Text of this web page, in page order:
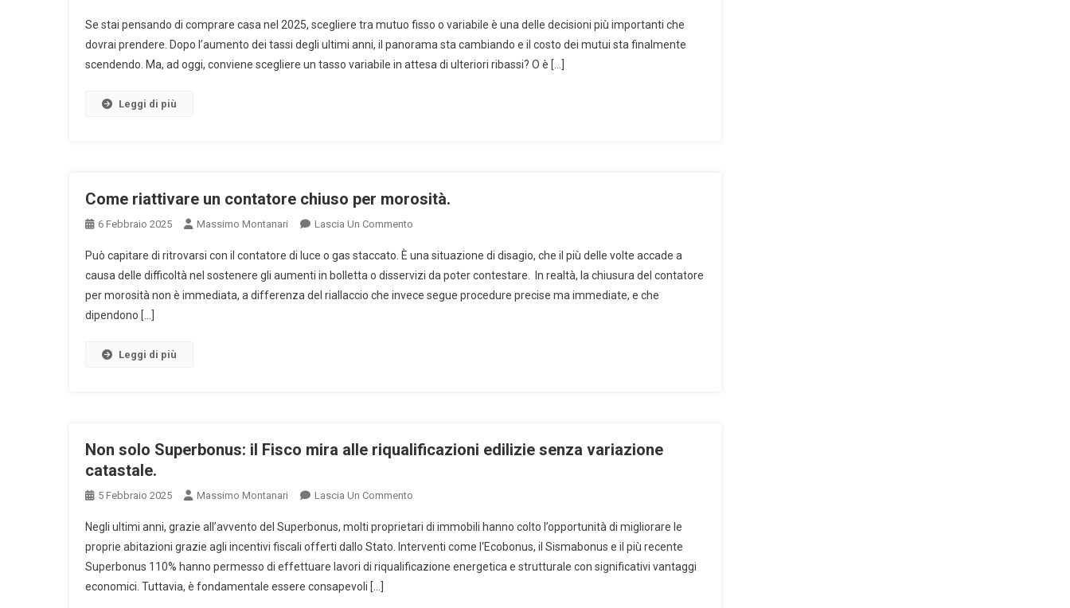
Fisso
O
Variabile:
Se stai pensando di comprare casa nel 2025, scegliere tra mutuo fisso o variabile è una delle decisioni più importanti che
dovrai prendere. Dopo l’aumento dei tassi degli ultimi anni, il panorama sta cambiando e il costo dei mutui sta finalmente
scendendo. Ma, ad oggi, conviene scegliere un tasso variabile in attesa di ulteriori ribassi? O è […]
Leggi di più
Come riattivare un contatore chiuso per morosità.
6 Febbraio 2025 Massimo Montanari Lascia Un Commento
Riattivare
Un
Contatore
Può capitare di ritrovarsi con il contatore di luce o gas staccato. È una situazione di disagio, che il più delle volte accade a
causa delle difficoltà nel sostenere gli aumenti in bolletta o disservizi da poter contestare. In realtà, la chiusura del contatore
per morosità non è immediata, a differenza del riallaccio che invece segue procedure precise ma immediate, e che
dipendono […]
Leggi di più
Non solo Superbonus: il Fisco mira alle riqualificazioni edilizie senza variazione
catastale.
5 Febbraio 2025 Massimo Montanari Lascia Un Commento
Solo
Superbonus:
Il
Negli ultimi anni, grazie all’avvento del Superbonus, molti proprietari di immobili hanno colto l’opportunità di migliorare le
proprie abitazioni grazie agli incentivi fiscali offerti dallo Stato. Interventi come l‘Ecobonus, il Sismabonus e il più recente
Superbonus 110% hanno permesso di effettuare lavori di riqualificazione energetica e strutturale con significativi vantaggi
economici. Tuttavia, è fondamentale essere consapevoli […]